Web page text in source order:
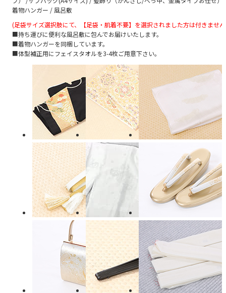
着物ハンガー / 風呂敷
(足袋サイズ選択肢にて、【足袋・肌着不要】を選択されました方は付きませ
■持ち運びに便利な風呂敷に包んでお届けいたします。
■着物ハンガーを同梱しています。
■体型補正用にフェイスタオルを3-4枚ご用意下さい。